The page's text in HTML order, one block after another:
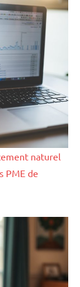
naturel
PME de